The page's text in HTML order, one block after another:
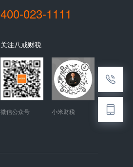
400-023-1111
关注八戒财税
微信公众号 小米财税